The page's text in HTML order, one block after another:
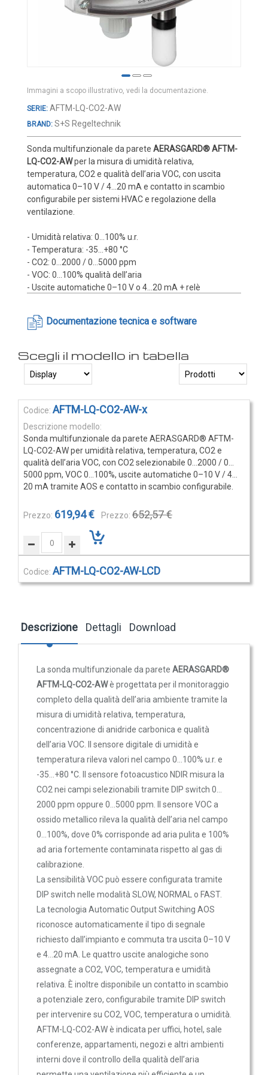
Immagini a scopo illustrativo, vedi la documentazione.
Vai
all'inizio
galleria
di
immagini
AFTM-LQ-CO2-AW
BRAND: S+S Regeltechnik
Sonda multifunzionale da parete AERASGARD® AFTM-
LQ-CO2-AWper la misura di umidità relativa,
temperatura, CO2 e qualità dell’aria VOC, con uscita
automatica 0–10 V / 4…20 mA e contatto in scambio
configurabile per sistemi HVAC e regolazione della
ventilazione.
- Umidità relativa: 0…100% u.r.
- Temperatura: -35…+80 °C
- CO2: 0…2000 / 0…5000 ppm
- VOC: 0…100% qualità dell’aria
- Uscite automatiche 0–10 V o 4…20 mA + relè
Documentazione tecnica e software
Elementi
raggruppati
AFTM-LQ-CO2-AW-x
Sonda multifunzionale da parete AERASGARD® AFTM-
LQ-CO2-AW per umidità relativa, temperatura, CO2 e
qualità dell’aria VOC, con CO2 selezionabile 0…2000 / 0…
5000 ppm, VOC 0…100%, uscite automatiche 0–10 V / 4…
20 mA tramite AOS e contatto in scambio configurabile.
619,94 € 652,57 €
AFTM-LQ-CO2-AW-LCD
qualità dell’aria VOC, con uscite automatiche 0–10 V / 4…
20 mA tramite AOS, contatto in scambio configurabile e
display LCD illuminato.
742,09 € 781,15 €
WS-03
Protezione da intemperie e
irraggiamento solare, 200x180x150 mm in acciaio inox
47,08 € 49,56 €
SF-M
Filtro sinterizzato in metallo, Ø 16 mm, L = 32 mm,
intercambiabile, in acciaio inox V4A (1.4404)
44,54 € 46,88 €
SF-K
Filtro di plastica sinterizzato Ø 16
mm, L = 35 mm, intercambiabile
13,54 € 14,25 €
Descrizione
La sonda multifunzionale da parete AERASGARD®
AFTM-LQ-CO2-AWè progettata per il monitoraggio
completo della qualità dell’aria ambiente tramite la
misura di umidità relativa, temperatura,
concentrazione di anidride carbonica e qualità
dell’aria VOC. Il sensore digitale di umidità e
temperatura rileva valori nel campo 0…100% u.r. e
-35…+80 °C. Il sensore fotoacustico NDIR misura la
CO2 nei campi selezionabili tramite DIP switch 0…
2000 ppm oppure 0…5000 ppm. Il sensore VOC a
ossido metallico rileva la qualità dell’aria nel campo
0…100%, dove 0% corrisponde ad aria pulita e 100%
ad aria fortemente contaminata rispetto al gas di
calibrazione.
La sensibilità VOC può essere configurata tramite
DIP switch nelle modalità SLOW, NORMAL o FAST.
La tecnologia Automatic Output Switching AOS
riconosce automaticamente il tipo di segnale
richiesto dall’impianto e commuta tra uscita 0–10 V
e 4…20 mA. Le quattro uscite analogiche sono
assegnate a CO2, VOC, temperatura e umidità
relativa. È inoltre disponibile un contatto in scambio
a potenziale zero, configurabile tramite DIP switch
per intervenire su CO2, VOC, temperatura o umidità.
AFTM-LQ-CO2-AW è indicata per uffici, hotel, sale
conferenze, appartamenti, negozi e altri ambienti
interni dove il controllo della qualità dell’aria
Dettagli Download
Cover e custodie
Teste di connessione
Elementi intercambiabili
UMIDITA'
Sonde di umidità
Sonde umidità ambiente
Sonde umidità per canale
Sonde pioggia e antiallagamento
Rilevatori di condensa
Igrostati ambiente
Strumenti portatili
Termo-igrometri ambiente
Accessori e Ricambi
PRESSIONE
PORTATA
Sensori di pressione
Trasmettitori pressione differenziale
Pressostati
Sonde di flusso
QUALITA'
DELL'ARIA
Sonde CO2
Sonde CO2 da canale
Sonde VOC - Componenti Organici Volatili
Sonde VOC ambiente
Sonde VOC da canale
Sonde di polveri sottili PM
Sonde PM ambiente
Sonde combinate
Sonde combinate ambiente
Sonde combinate da canale
MOVIMENTO
Sensori di luminosità
Sensori di movimento
Sensori di luminosità movimento e
temperatura